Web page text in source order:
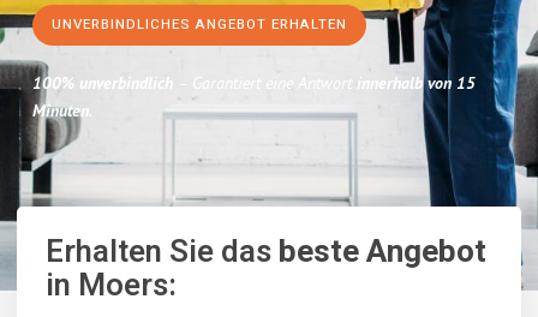
UNVERBINDLICHES ANGEBOT ERHALTEN
100% unverbindlich – Garantiert eine Antwort innerhalb von 15
Minuten.
Erhalten Sie dasbeste Angebot
in Moers: